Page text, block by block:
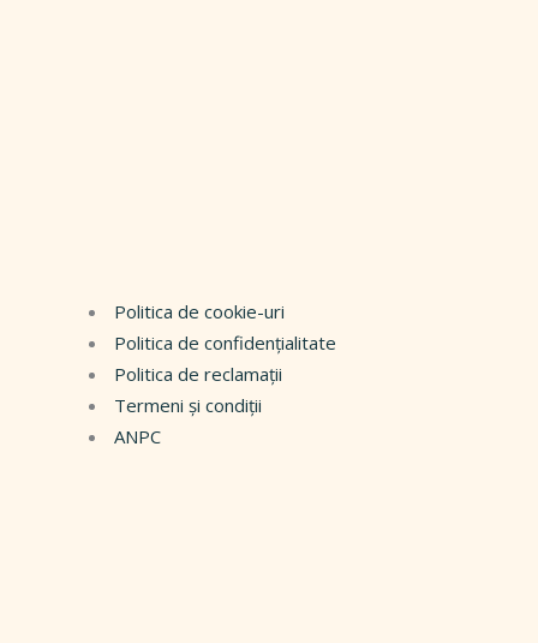
Politica de cookie-uri
Politica de confidențialitate
Politica de reclamații
Termeni și condiții
ANPC